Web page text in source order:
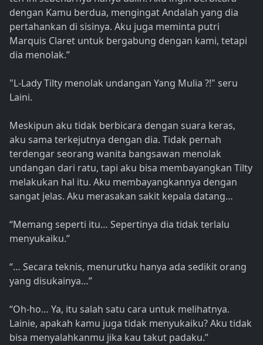
dengan Kamu berdua, mengingat Andalah yang dia
pertahankan di sisinya. Aku juga meminta putri
Marquis Claret untuk bergabung dengan kami, tetapi
dia menolak.”
"L-Lady Tilty menolak undangan Yang Mulia ?!" seru
Laini.
Meskipun aku tidak berbicara dengan suara keras,
aku sama terkejutnya dengan dia. Tidak pernah
terdengar seorang wanita bangsawan menolak
undangan dari ratu, tapi aku bisa membayangkan Tilty
melakukan hal itu. Aku membayangkannya dengan
sangat jelas. Aku merasakan sakit kepala datang…
“Memang seperti itu… Sepertinya dia tidak terlalu
menyukaiku.”
“… Secara teknis, menurutku hanya ada sedikit orang
yang disukainya…”
“Oh-ho… Ya, itu salah satu cara untuk melihatnya.
Lainie, apakah kamu juga tidak menyukaiku? Aku tidak
bisa menyalahkanmu jika kau takut padaku.”